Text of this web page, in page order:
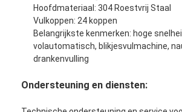
Automatische Blik het Vullen Machine
Automatische blikjes naaimachine
Automatische Inblikkende Machine
Tunnelpasteurisatieapparatuur
Hoofdmateriaal: 304 Roestvrij Staal
Vulkoppen: 24 koppen
Belangrijkste kenmerken: hoge
volautomatisch, blikjesvulmachine,
drankenvulling
Ondersteuning en diensten: